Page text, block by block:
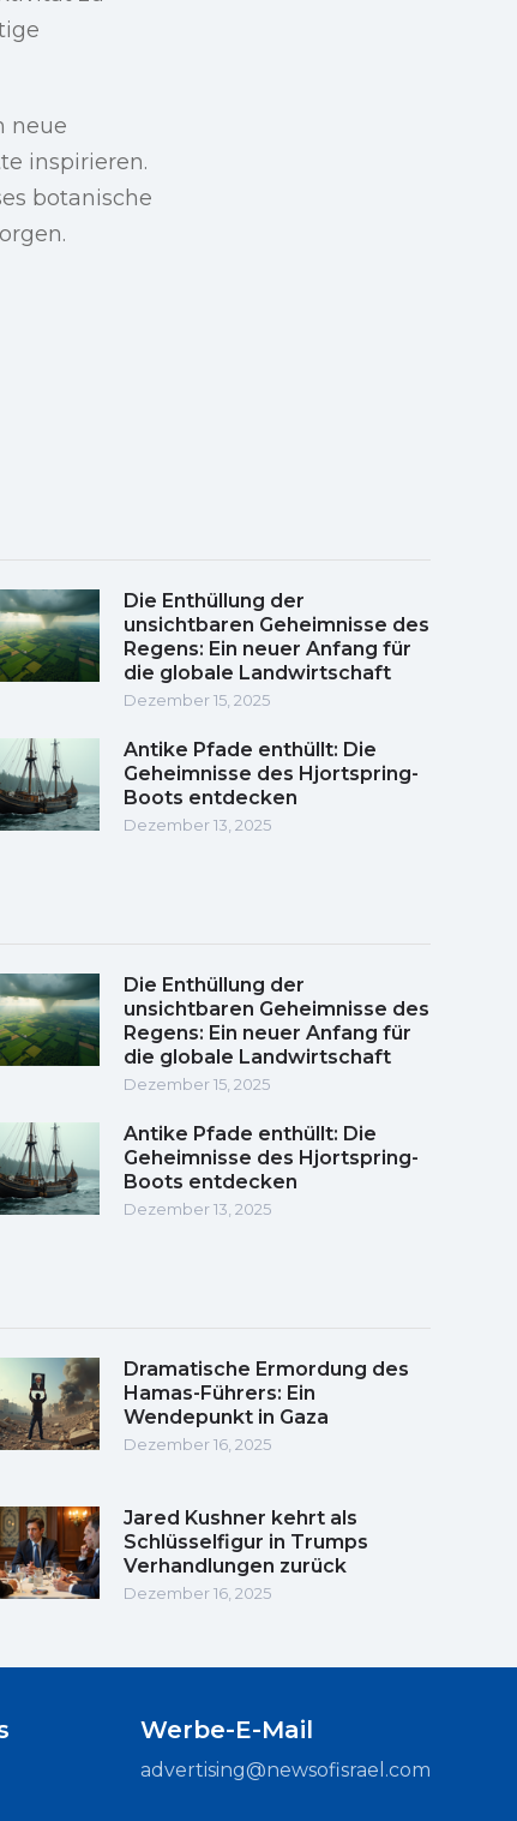
neue
inspirieren.
botanische
Die Enthüllung der
unsichtbaren Geheimnisse des
Regens: Ein neuer Anfang für
die globale Landwirtschaft
Dezember 15, 2025
Antike Pfade enthüllt: Die
Geheimnisse des Hjortspring-
Boots entdecken
Dezember 13, 2025
Die Enthüllung der
unsichtbaren Geheimnisse des
Regens: Ein neuer Anfang für
die globale Landwirtschaft
Dezember 15, 2025
Antike Pfade enthüllt: Die
Geheimnisse des Hjortspring-
Boots entdecken
Dezember 13, 2025
Dramatische Ermordung des
Hamas-Führers: Ein
Wendepunkt in Gaza
Dezember 16, 2025
Jared Kushner kehrt als
Schlüsselfigur in Trumps
Verhandlungen zurück
Dezember 16, 2025
Werbe-E-Mail
advertising@newsofisrael.com